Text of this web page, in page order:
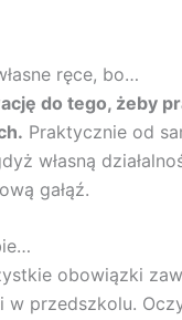
ręce, bo…
do tego, żeby
Praktycznie od
własną
gałąź.
obowiązki
przedszkolu.